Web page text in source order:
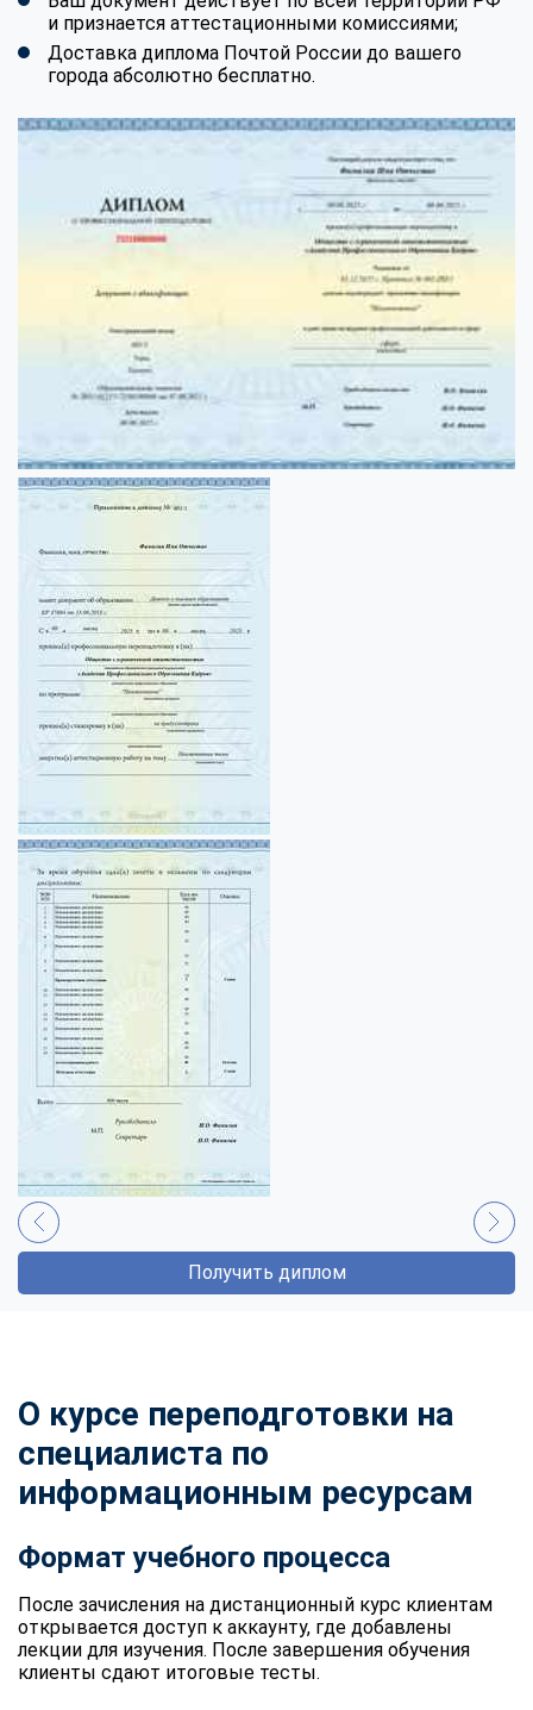
и признается аттестационными комиссиями;
Доставка диплома Почтой России до вашего
города абсолютно бесплатно.
Получить диплом
О курсе переподготовки на
специалиста по
информационным ресурсам
Формат учебного процесса
После зачисления на дистанционный курс клиентам
открывается доступ к аккаунту, где добавлены
лекции для изучения. После завершения обучения
клиенты сдают итоговые тесты.